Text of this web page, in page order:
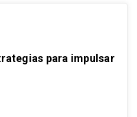
para impulsar